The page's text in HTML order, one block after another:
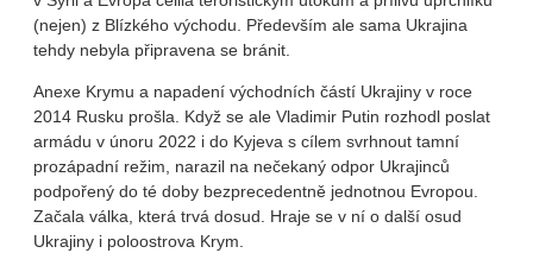
(nejen) z Blízkého východu. Především ale sama Ukrajina
tehdy nebyla připravena se bránit.
Anexe Krymu a napadení východních částí Ukrajiny v roce
2014 Rusku prošla. Když se ale Vladimir Putin rozhodl poslat
armádu v únoru 2022 i do Kyjeva s cílem svrhnout tamní
prozápadní režim, narazil na nečekaný odpor Ukrajinců
podpořený do té doby bezprecedentně jednotnou Evropou.
Začala válka, která trvá dosud. Hraje se v ní o další osud
Ukrajiny i poloostrova Krym.